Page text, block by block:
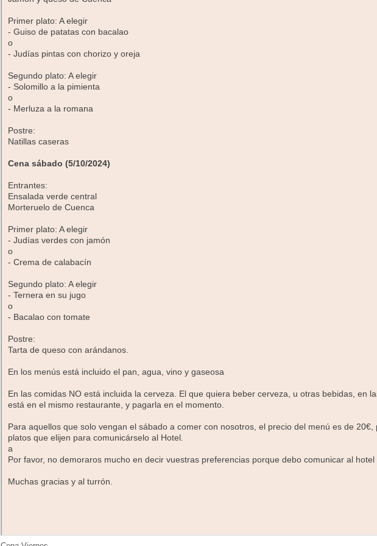
Primer plato: A elegir
- Guiso de patatas con bacalao
o
- Judías pintas con chorizo y oreja
Segundo plato: A elegir
- Solomillo a la pimienta
o
- Merluza a la romana
Postre:
Natillas caseras
Cena sábado (5/10/2024)
Entrantes:
Ensalada verde central
Morteruelo de Cuenca
Primer plato: A elegir
- Judías verdes con jamón
o
- Crema de calabacín
Segundo plato: A elegir
- Ternera en su jugo
o
- Bacalao con tomate
Postre:
Tarta de queso con arándanos.
En los menús está incluido el pan, agua, vino y gaseosa
En las comidas NO está incluida la cerveza. El que quiera beber cerveza, u otras bebidas, en
está en el mismo restaurante, y pagarla en el momento.
Para aquellos que solo vengan el sábado a comer con nosotros, el precio del menú es de
platos que elijen para comunicárselo al Hotel.
a
Por favor, no demoraros mucho en decir vuestras preferencias porque debo comunicar al
Muchas gracias y al turrón.